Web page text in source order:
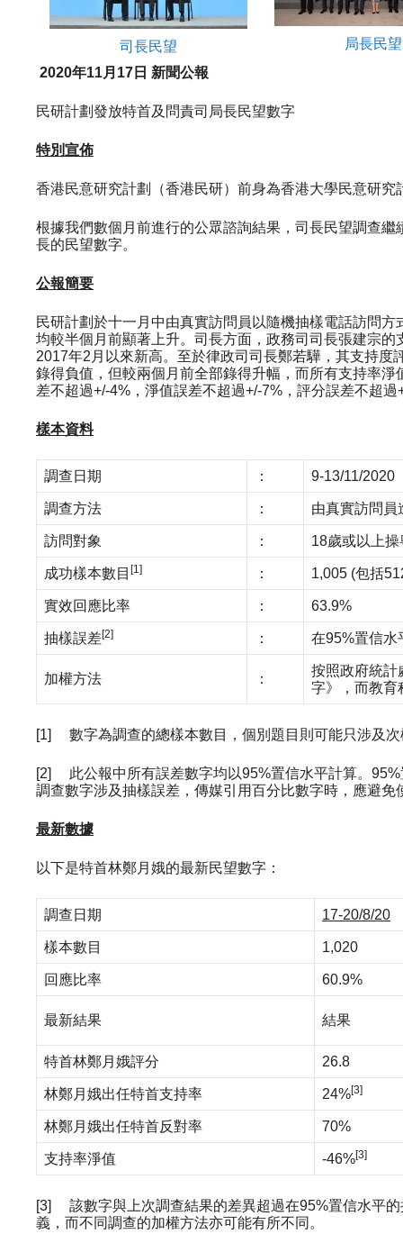
司長民望
局長民望
2020年11月 17 日 新聞公報
民研計劃發放特首及問責司局長民望數字
特別宣佈
香港民意研究計劃（香港民研）前身為香港大學民意研
根據我們數個月前進行的公眾諮詢結果，司長民望調查
長的民望數字。
公報簡要
民研計劃於十一月中由真實訪問員以隨機抽樣電話訪問
均較半個月前顯著上升。司長方面，政務司司長張建宗
2017年2月以來新高。至於律政司司長鄭若驊，其支持
錄得負值，但較兩個月前全部錄得升幅，而所有支持率
差不超過+/-4%，淨值誤差不超過+/-7%，評分誤差不超過
樣本資料
調查日期 ： 9-13/11/2020
調查方法 ： 由真實訪問員
訪問對象 ： 18歲或以上
成功樣本數目 [1] ： 1,005 (包括
實效回應比率 ： 63.9%
抽樣誤差[2] ： 在95%置信水
加權方法 ：
按照政府統計
字》，而教育
[1] 數字為調查的總樣本數目，個別題目則可能只涉及
[2] 此公報中所有誤差數字均以95%置信水平計算。
調查數字涉及抽樣誤差，傳媒引用百分比數字時，應避
最新數據
以下是特首林鄭月娥的最新民望數字：
調查日期 17-20/8/20
樣本數目 1,020
回應比率 60.9%
最新結果 結果
特首林鄭月娥評分 26.8
林鄭月娥出任特首支持率 24%[3]
林鄭月娥出任特首反對率 70%
支持率淨值 -46%[3]
[3] 該數字與上次調查結果的差異超過在95%置信水平
義，而不同調查的加權方法亦可能有所不同。